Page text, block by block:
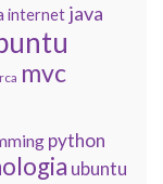
internet java
mvc
python
ubuntu